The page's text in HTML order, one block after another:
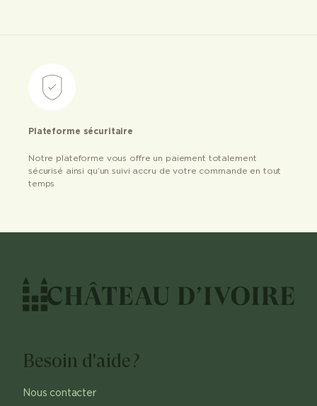
Plateforme sécuritaire
Notre plateforme vous offre un paiement totalement
sécurisé ainsi qu’un suivi accru de votre commande en tout
temps
Besoin d'aide?
Nous contacter